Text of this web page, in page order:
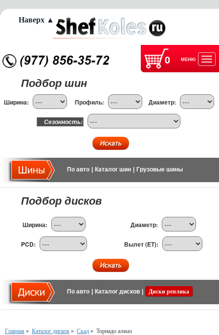
0 МЕНЮ
Подбор шин
Ширина: Профиль: Диаметр:
Сезонность:
По авто Каталог шин Грузовые шины
Подбор дисков
Ширина: Диаметр:
PCD: Вылет (ET):
По авто Каталог дисков Диски реплика
Главная » Каталог дисков » Скад » Торнадо алмаз
Наверх ▲